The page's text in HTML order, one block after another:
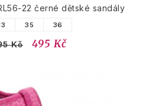
22 černé dětské sandály
35 36
Kč 495 Kč